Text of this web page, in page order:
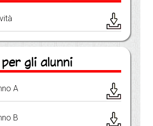
per gli alunni
A
B